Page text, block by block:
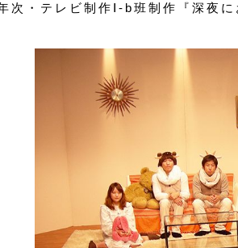
次・テレビ制作Ⅰ-b班制作『深夜